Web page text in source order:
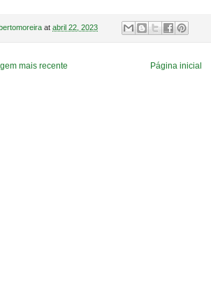
at abril 22, 2023
mais recente Página inicial